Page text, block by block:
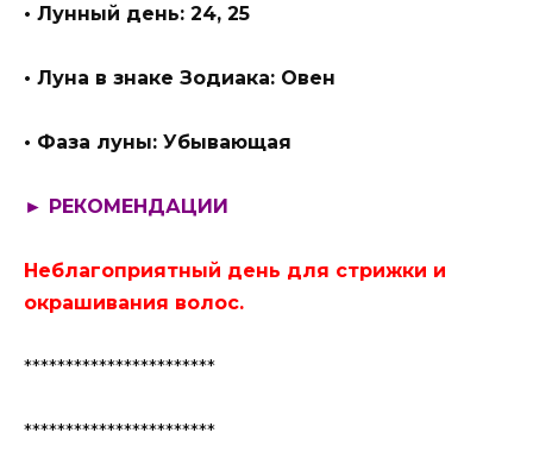
• Лунный день: 24, 25
• Луна в знаке Зодиака: Овен
• Фаза луны: Убывающая
► РЕКОМЕНДАЦИИ
Неблагоприятный день для стрижки и
окрашивания волос.
***********************
***********************